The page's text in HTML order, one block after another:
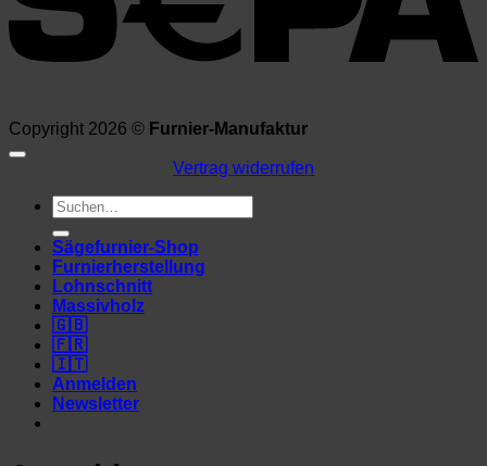
Copyright 2026 © Furnier-Manufaktur
Vertrag widerrufen
Suchen
nach:
Sägefurnier-Shop
Furnierherstellung
Lohnschnitt
Massivholz
🇬🇧
🇫🇷
🇮🇹
Anmelden
Newsletter